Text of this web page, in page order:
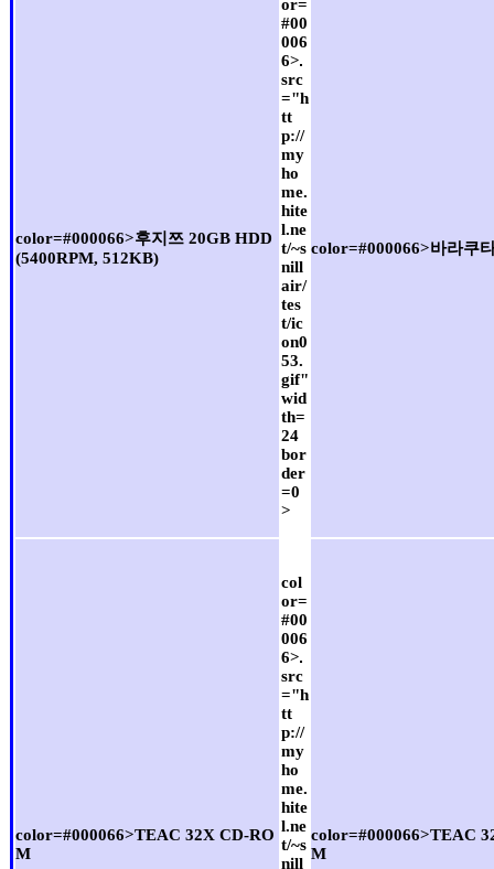
color=#000066>후지쯔 20GB HDD
(5400RPM, 512KB)
or=
#00
006
6>
src
="h
tt
p://
my
ho
me.
hite
l.ne
t/~s
nill
air/
tes
t/ic
on0
53.
gif"
wid
th=
24
bor
der
=0
>
color=#000066>바라쿠
color=#000066>TEAC 32X CD-RO
M
col
or=
#00
006
6>
src
="h
tt
p://
my
ho
me.
hite
l.ne
t/~s
nill
color=#000066>TEAC
M